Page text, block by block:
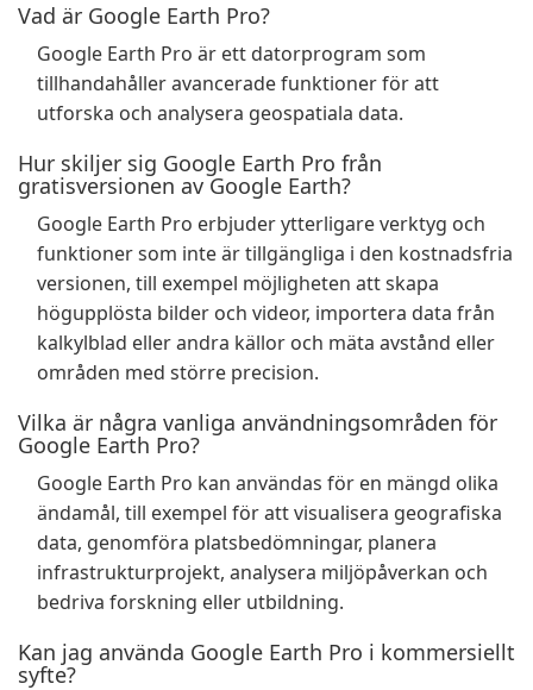
Vad är Google Earth Pro?
Google Earth Pro är ett datorprogram som
tillhandahåller avancerade funktioner för att
utforska och analysera geospatiala data.
Hur skiljer sig Google Earth Pro från
gratisversionen av Google Earth?
Google Earth Pro erbjuder ytterligare verktyg och
funktioner som inte är tillgängliga i den kostnadsfria
versionen, till exempel möjligheten att skapa
högupplösta bilder och videor, importera data från
kalkylblad eller andra källor och mäta avstånd eller
områden med större precision.
Vilka är några vanliga användningsområden för
Google Earth Pro?
Google Earth Pro kan användas för en mängd olika
ändamål, till exempel för att visualisera geografiska
data, genomföra platsbedömningar, planera
infrastrukturprojekt, analysera miljöpåverkan och
bedriva forskning eller utbildning.
Kan jag använda Google Earth Pro i kommersiellt
syfte?